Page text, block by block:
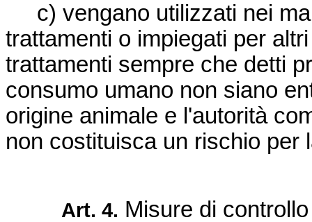
c) vengano utilizzati nei
trattamenti o impiegati per
trattamenti sempre che detti
consumo umano non siano
origine animale e l'autorità
non costituisca un rischio per
Art. 4. Misure di controllo